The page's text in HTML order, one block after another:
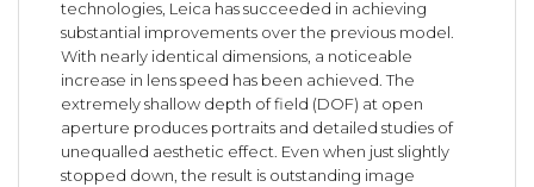
technologies, Leica has succeeded in achieving
substantial improvements over the previous model.
With nearly identical dimensions, a noticeable
increase in lens speed has been achieved. The
extremely shallow depth of field (DOF) at open
aperture produces portraits and detailed studies of
unequalled aesthetic effect. Even when just slightly
stopped down, the result is outstanding image